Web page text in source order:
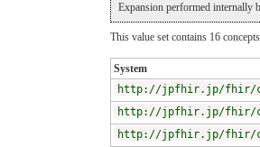
Expansion performed internally
This value set contains 16 concepts
System
http://jpfhir.jp/fhir/clins/
http://jpfhir.jp/fhir/clins/
http://jpfhir.jp/fhir/clins/